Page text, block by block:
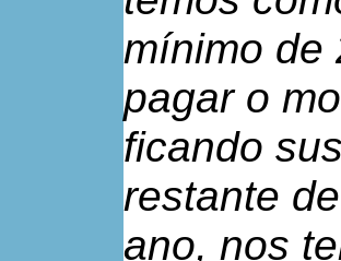
mínimo de
pagar o
ficando
restante
ano, nos